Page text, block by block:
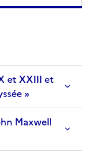
et XXIII et
»
Maxwell